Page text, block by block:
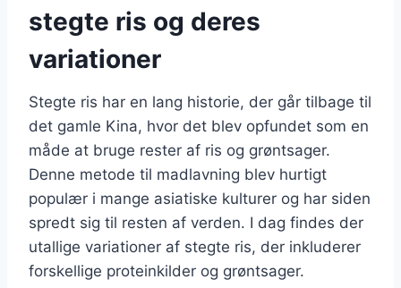
stegte ris og deres
variationer
Stegte ris har en lang historie, der går tilbage til
det gamle Kina, hvor det blev opfundet som en
måde at bruge rester af ris og grøntsager.
Denne metode til madlavning blev hurtigt
populær i mange asiatiske kulturer og har siden
spredt sig til resten af verden. I dag findes der
utallige variationer af stegte ris, der inkluderer
forskellige proteinkilder og grøntsager.